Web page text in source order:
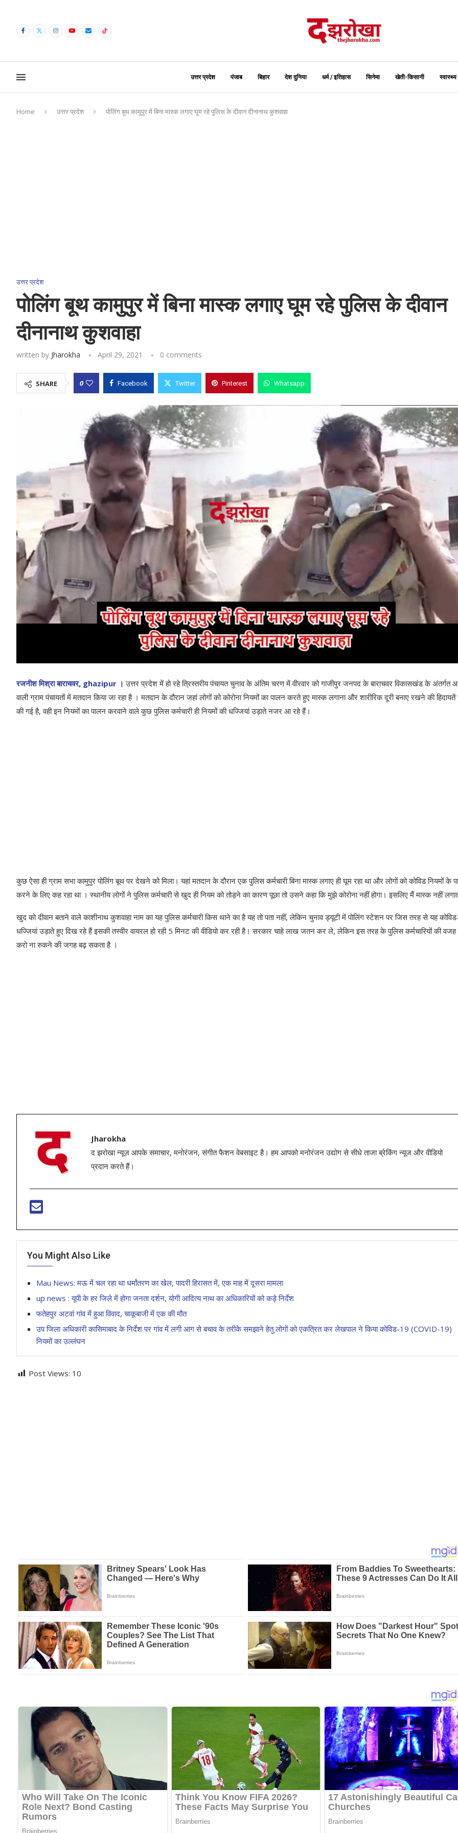
उत्तर प्रदेश पंजाब बिहार देश दुनिया धर्म / इतिहास सिनेमा खेती-किसानी स्‍वास्‍थ्‍य
Home उत्तर प्रदेश पोलिंग बूथ कामुपुर में बिना मास्क लगाए घूम रहे पुलिस के दीवान दीनानाथ कुशवाहा
उत्तर प्रदेश
पोलिंग बूथ कामुपुर में बिना मास्क लगाए घूम रहे पुलिस के दीवान
दीनानाथ कुशवाहा
written by Jharokha April 29, 2021 0 comments
SHARE 0 Facebook Twitter Pinterest Whatsapp
रजनीश मिश्रा बाराचवर, ghazipur । उत्तर प्रदेश में हो रहे त्रिस्तरीय पंचायत चुनाव के अंतिम चरण में वीरवार को गाजीपुर जनपद के बाराचवर विकासखंड के अंतर्गत
वाली ग्राम पंचायतों में मतदान किया जा रहा है । मतदान के दौरान जहां लोगों को कोरोना नियमों का पालन करते हुए मास्क लगाना और शारीरिक दूरी बनाए रखने की हिदायतें
की गई है, वही इन नियमों का पालन करवाने वाले कुछ पुलिस कर्मचारी ही नियमों की धज्जियां उड़ाते नजर आ रहे हैं।
कुछ ऐसा ही ग्राम सभा कामुपुर पोलिंग बूथ पर देखने को मिला। यहां मतदान के दौरान एक पुलिस कर्मचारी बिना मास्क लगाए ही घूम रहा था और लोगों को कोविड नियमों के
करने के लिए कह रहा था । स्थानीय लोगों ने पुलिस कर्मचारी से खुद ही नियम को तोड़ने का कारण पूछा तो उसने कहा कि मुझे कोरोना नहीं होगा। इसलिए मैं मास्क नहीं
खुद को दीवान बताने वाले काशीनाथ कुशवाहा नाम का यह पुलिस कर्मचारी किस थाने का है यह तो पता नहीं, लेकिन चुनाव ड्यूटी में पोलिंग स्टेशन पर जिस तरह से यह
धज्जियां उड़ाते हुए दिख रहे हैं इसकी तस्वीर वायरल हो रही 5 मिनट की वीडियो कर रही है। सरकार चाहे लाख जतन कर ले, लेकिन इस तरह के पुलिस कर्मचारियों की
करो ना रुकने की जगह बढ़ सकता है ।
Jharokha
द झरोखा न्यूज़ आपके समाचार, मनोरंजन, संगीत फैशन वेबसाइट है। हम आपको मनोरंजन उद्योग से सीधे ताजा ब्रेकिंग न्यूज और वीडियो
प्रदान करते हैं।
You Might Also Like
Mau News: मऊ में चल रहा था धर्मांतरण का खेल, पादरी हिरासत में, एक माह में दूसरा मामला
up news : यूपी के हर जिले में होगा जनता दर्शन, योगी आदित्य नाथ का अधिकारियों को कड़े निर्देश
फतेहपुर अटवां गांव में हुआ विवाद, चाकूबाजी में एक की मौत
उप जिला अधिकारी कासिमाबाद के निर्देश पर गांव में लगी आग से बचाव के तरीके समझाने हेतु लोगों को एकत्रित कर लेखपाल ने किया कोविड-19 (COVID-19)
नियमों का उल्लंघन
Post Views: 10